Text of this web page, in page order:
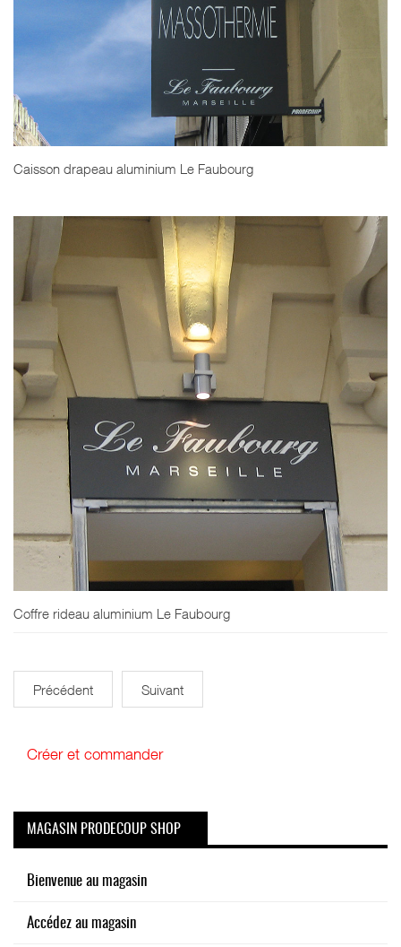
Caisson drapeau aluminium Le Faubourg
Coffre rideau aluminium Le Faubourg
Précédent Suivant
Créer et commander
MAGASIN PRODECOUP SHOP
Bienvenue au magasin
Accédez au magasin